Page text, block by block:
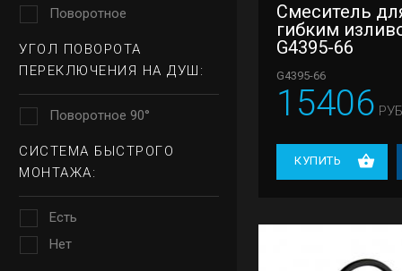
Поворотное
УГОЛ ПОВОРОТА
ПЕРЕКЛЮЧЕНИЯ НА ДУШ:
Поворотное 90°
СИСТЕМА БЫСТРОГО
МОНТАЖА:
Есть
Нет
Смеситель
гибким
G4395-66
G4395-66
15406
КУПИТЬ